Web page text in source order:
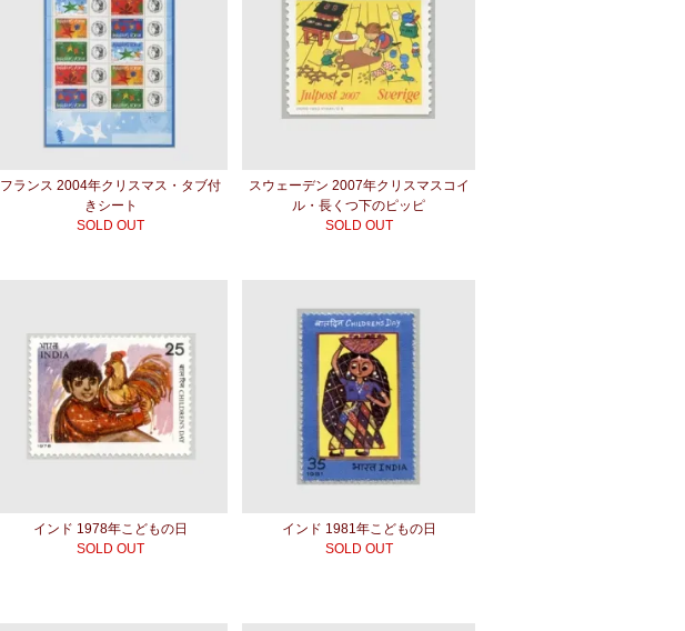
フランス 2004年クリスマス・タブ付
きシート
SOLD OUT
スウェーデン 2007年クリスマスコイ
ル・長くつ下のピッピ
SOLD OUT
インド 1978年こどもの日
SOLD OUT
インド 1981年こどもの日
SOLD OUT